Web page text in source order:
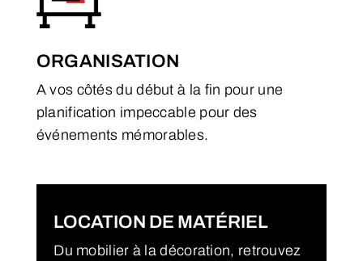
ORGANISATION
A vos côtés du début à la fin pour une
planification impeccable pour des
événements mémorables.
LOCATION DE MATÉRIEL
Du mobilier à la décoration, retrouvez